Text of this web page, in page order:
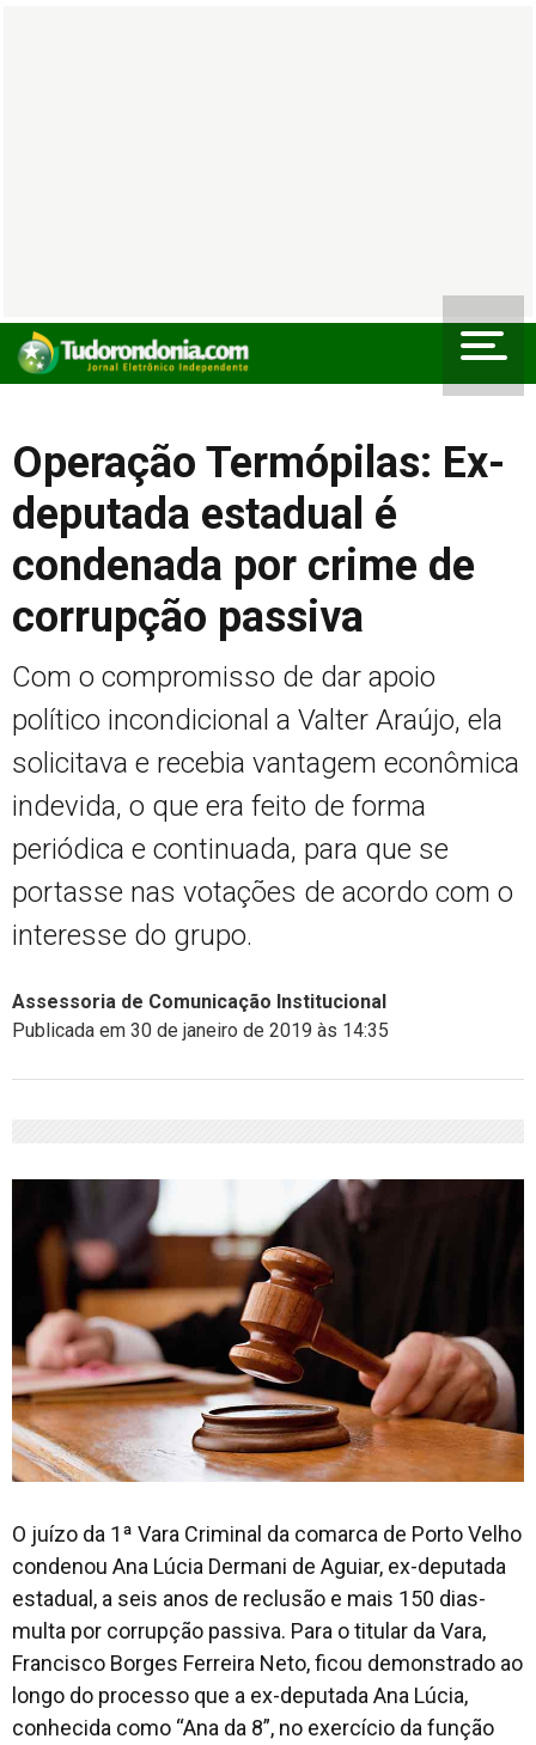
Operação Termópilas: Ex-
deputada estadual é
condenada por crime de
corrupção passiva
Com o compromisso de dar apoio
político incondicional a Valter Araújo, ela
solicitava e recebia vantagem econômica
indevida, o que era feito de forma
periódica e continuada, para que se
portasse nas votações de acordo com o
interesse do grupo.
Assessoria de Comunicação Institucional
Publicada em 30 de janeiro de 2019 às 14:35
O juízo da 1ª Vara Criminal da comarca de Porto Velho
condenou Ana Lúcia Dermani de Aguiar, ex-deputada
estadual, a seis anos de reclusão e mais 150 dias-
multa por corrupção passiva. Para o titular da Vara,
Francisco Borges Ferreira Neto, ficou demonstrado ao
longo do processo que a ex-deputada Ana Lúcia,
conhecida como “Ana da 8”, no exercício da função